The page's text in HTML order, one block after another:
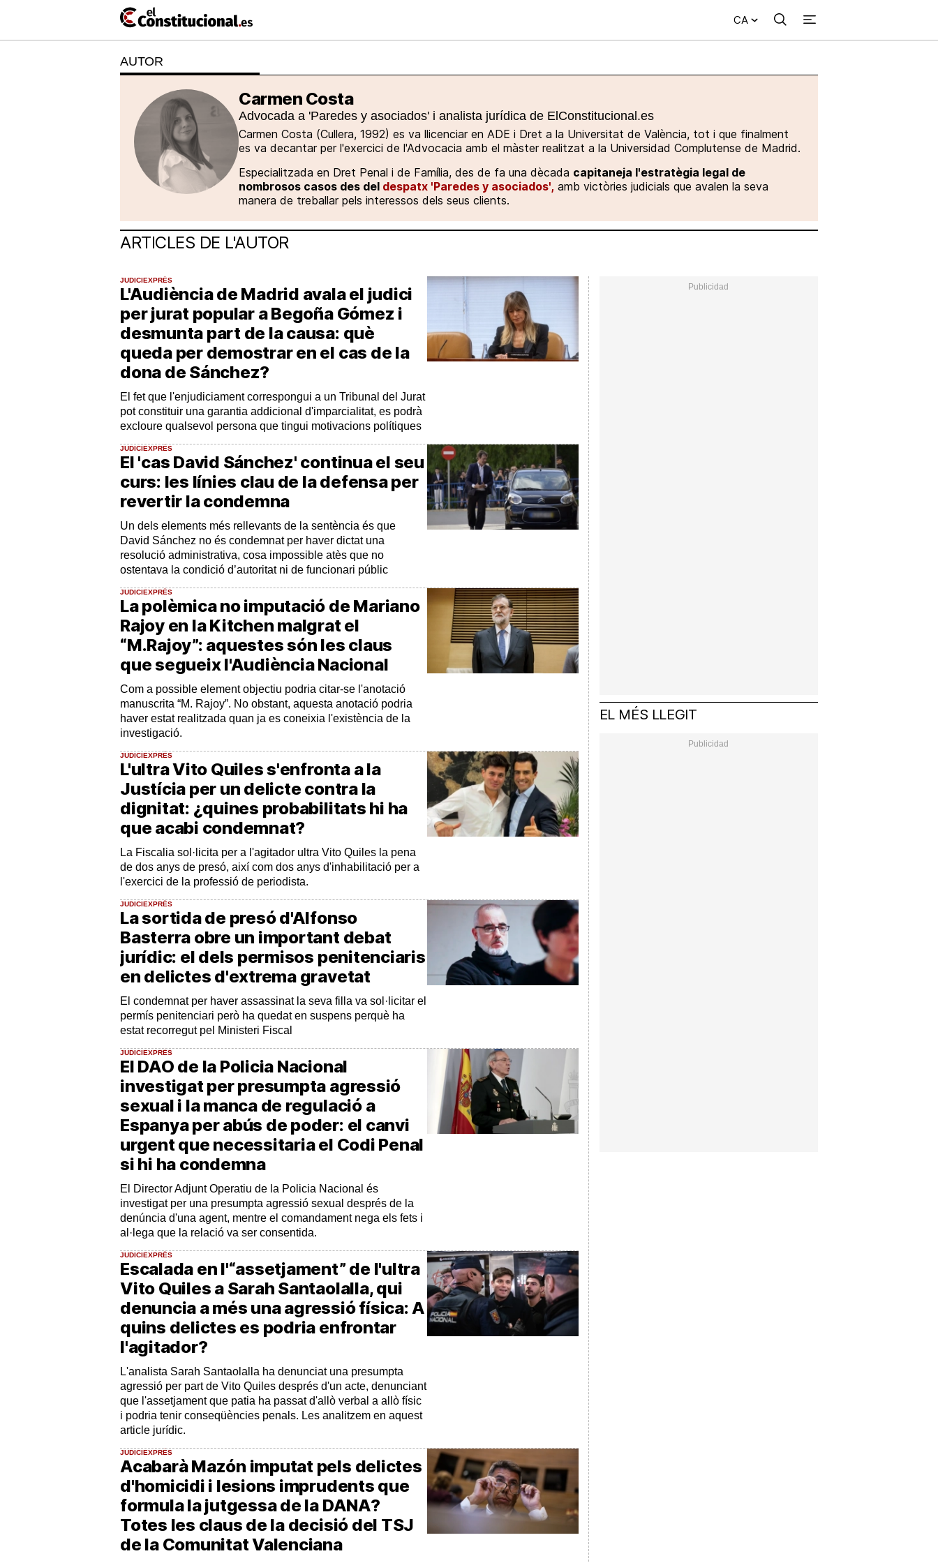
CA Cercar
COMUNITATS
ElConstitucional
MésQueTele
ElConstitucional
MésQueEstil
MésQuePartits MésQueMercatsINTERNACIONAL
AUTOR
Carmen Costa
Advocada a 'Paredes y asociados' i analista jurídica de ElConstitucional.es
Carmen Costa (Cullera, 1992) es va llicenciar en ADE i Dret a la Universitat de València, tot i que finalment
es va decantar per l'exercici de l'Advocacia amb el màster realitzat a la Universidad Complutense de Madrid.
Especialitzada en Dret Penal i de Família, des de fa una dècada capitaneja l'estratègia legal de
nombrosos casos des del despatx 'Paredes y asociados', amb victòries judicials que avalen la seva
manera de treballar pels interessos dels seus clients.
ARTICLES DE L'AUTOR
JUDICIEXPRÉS
L'Audiència de Madrid avala el judici
per jurat popular a Begoña Gómez i
desmunta part de la causa: què
queda per demostrar en el cas de la
dona de Sánchez?
El fet que l'enjudiciament correspongui a un Tribunal del Jurat
pot constituir una garantia addicional d'imparcialitat, es podrà
excloure qualsevol persona que tingui motivacions polítiques
JUDICIEXPRÉS
El 'cas David Sánchez' continua el seu
curs: les línies clau de la defensa per
revertir la condemna
Un dels elements més rellevants de la sentència és que
David Sánchez no és condemnat per haver dictat una
resolució administrativa, cosa impossible atès que no
ostentava la condició d’autoritat ni de funcionari públic
JUDICIEXPRÉS
La polèmica no imputació de Mariano
Rajoy en la Kitchen malgrat el
“M.Rajoy”: aquestes són les claus
que segueix l'Audiència Nacional
Com a possible element objectiu podria citar-se l'anotació
manuscrita “M. Rajoy”. No obstant, aquesta anotació podria
haver estat realitzada quan ja es coneixia l'existència de la
investigació.
JUDICIEXPRÉS
L'ultra Vito Quiles s'enfronta a la
Justícia per un delicte contra la
dignitat: ¿quines probabilitats hi ha
que acabi condemnat?
La Fiscalia sol·licita per a l'agitador ultra Vito Quiles la pena
de dos anys de presó, així com dos anys d'inhabilitació per a
l'exercici de la professió de periodista.
JUDICIEXPRÉS
La sortida de presó d'Alfonso
Basterra obre un important debat
jurídic: el dels permisos penitenciaris
en delictes d'extrema gravetat
El condemnat per haver assassinat la seva filla va sol·licitar el
permís penitenciari però ha quedat en suspens perquè ha
estat recorregut pel Ministeri Fiscal
JUDICIEXPRÉS
El DAO de la Policia Nacional
investigat per presumpta agressió
sexual i la manca de regulació a
Espanya per abús de poder: el canvi
urgent que necessitaria el Codi Penal
si hi ha condemna
El Director Adjunt Operatiu de la Policia Nacional és
investigat per una presumpta agressió sexual després de la
denúncia d'una agent, mentre el comandament nega els fets i
al·lega que la relació va ser consentida.
JUDICIEXPRÉS
Escalada en l'“assetjament” de l'ultra
Vito Quiles a Sarah Santaolalla, qui
denuncia a més una agressió física: A
quins delictes es podria enfrontar
l'agitador?
L'analista Sarah Santaolalla ha denunciat una presumpta
agressió per part de Vito Quiles després d'un acte, denunciant
que l'assetjament que patia ha passat d'allò verbal a allò físic
i podria tenir conseqüències penals. Les analitzem en aquest
article jurídic.
JUDICIEXPRÉS
Acabarà Mazón imputat pels delictes
d'homicidi i lesions imprudents que
formula la jutgessa de la DANA?
Totes les claus de la decisió del TSJ
de la Comunitat Valenciana
EL MÉS LLEGIT